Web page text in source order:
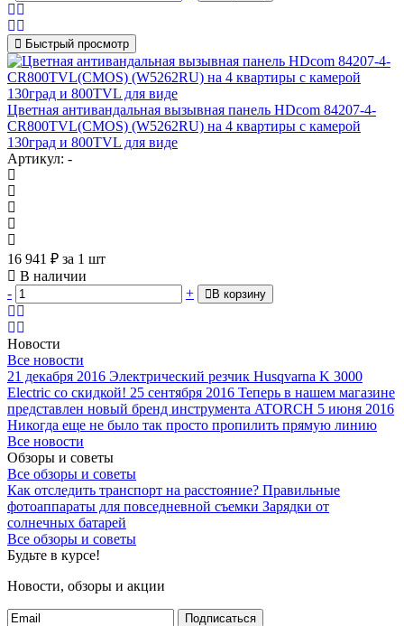
Быстрый просмотр
Цветная антивандальная вызывная панель HDcom 84207-4-
CR800TVL(CMOS) (W5262RU) на 4 квартиры с камерой
130град и 800TVL для виде
Артикул: -
16 941 ₽ за 1 шт
В наличии
-
+ В корзину
Новости
Все новости
21 декабря 2016 Электрический резчик Husqvarna K 3000
Electric со скидкой! 25 сентября 2016 Теперь в нашем магазине
представлен новый бренд инструмента ATORCH 5 июня 2016
Никогда еще не было так просто пропилить прямую линию
Все новости
Обзоры и советы
Все обзоры и советы
Как отследить транспорт на расстояние? Правильные
фотоаппараты для повседневной съемки Зарядки от
солнечных батарей
Все обзоры и советы
Будьте в курсе!
Новости, обзоры и акции
Подписаться